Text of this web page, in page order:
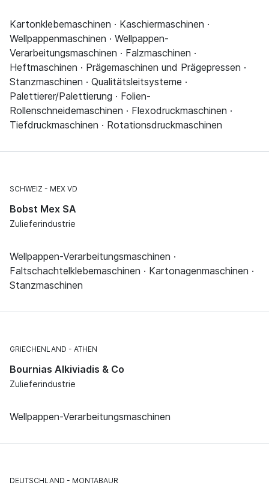
Kartonklebemaschinen · Kaschiermaschinen ·
Wellpappenmaschinen · Wellpappen-
Verarbeitungsmaschinen · Falzmaschinen ·
Heftmaschinen · Prägemaschinen und Prägepressen ·
Stanzmaschinen · Qualitätsleitsysteme ·
Palettierer/Palettierung · Folien-
Rollenschneidemaschinen · Flexodruckmaschinen ·
Tiefdruckmaschinen · Rotationsdruckmaschinen
SCHWEIZ MEX VD
Bobst Mex SA
Zulieferindustrie
Wellpappen-Verarbeitungsmaschinen ·
Faltschachtelklebemaschinen · Kartonagenmaschinen ·
Stanzmaschinen
GRIECHENLAND ATHEN
Bournias Alkiviadis & Co
Zulieferindustrie
Wellpappen-Verarbeitungsmaschinen
DEUTSCHLAND MONTABAUR